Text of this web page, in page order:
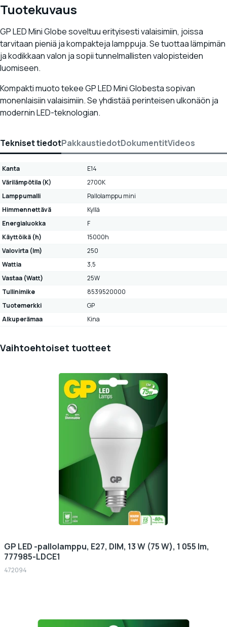
Tuotekuvaus
GP LED Mini Globe soveltuu erityisesti valaisimiin, joissa
tarvitaan pieniä ja kompakteja lamppuja. Se tuottaa lämpimän
ja kodikkaan valon ja sopii tunnelmallisten valopisteiden
luomiseen.
Kompakti muoto tekee GP LED Mini Globesta sopivan
monenlaisiin valaisimiin. Se yhdistää perinteisen ulkonäön ja
modernin LED-teknologian.
Tekniset tiedotPakkaustiedotDokumentitVideos
Kanta
E14
Värilämpötila (K)
2700K
Lamppumalli
Pallolamppu mini
Himmennettävä
Kyllä
Energialuokka
F
Käyttöikä (h)
15000h
Valovirta (lm)
250
Wattia
3,5
Vastaa (Watt)
25W
Tullinimike
8539520000
Tuotemerkki
GP
Alkuperämaa
Kina
Vaihtoehtoiset tuotteet
GP LED -pallolamppu, E27, DIM, 13 W (75 W), 1 055 lm,
777985-LDCE1
472094